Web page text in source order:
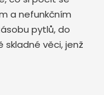
a nefunkčním
pytlů, do
věci, jenž